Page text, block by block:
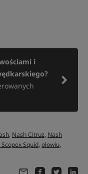
i
, Nash Citruz, Nash
Scopex Squid,ołowiu,